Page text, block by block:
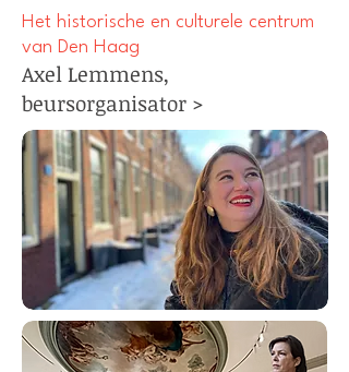
Het historische en culturele centrum
van Den Haag
Axel Lemmens,
beursorganisator >